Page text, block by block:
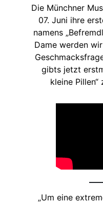
Die Münchner
07. Juni ihre
namens
Dame werden
gibts jetzt
kleine Pillen“
„Um eine